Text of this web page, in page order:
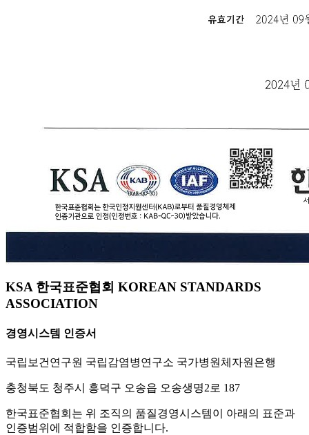
KSA 한국표준협회 KOREAN STANDARDS
ASSOCIATION
경영시스템 인증서
국립보건연구원 국립감염병연구소 국가병원체자원은행
충청북도 청주시 흥덕구 오송읍 오송생명2로 187
한국표준협회는 위 조직의 품질경영시스템이 아래의 표준과
인증범위에 적합함을 인증합니다.